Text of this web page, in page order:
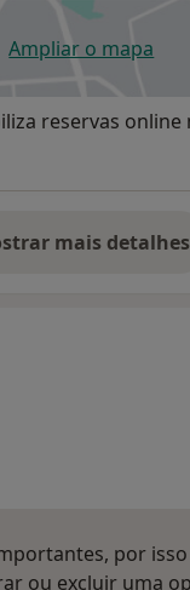
Ampliar o mapa
abre num
reservas
mais detalhes
sobre o
por
ou excluir uma